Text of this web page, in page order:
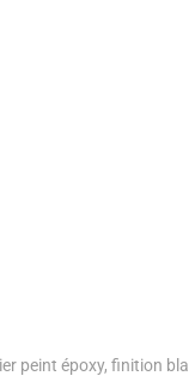
peint époxy, finition